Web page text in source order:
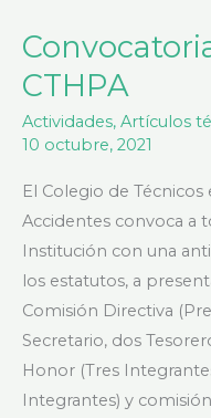
CTHPA
Actividades, Artículos
10 octubre, 2021
El Colegio de
Accidentes convoca a
Institución con una
los estatutos, a
Comisión Directiva
Secretario, dos
Honor (Tres
Integrantes) y
Convocatoria
Elecciones
CTHPA